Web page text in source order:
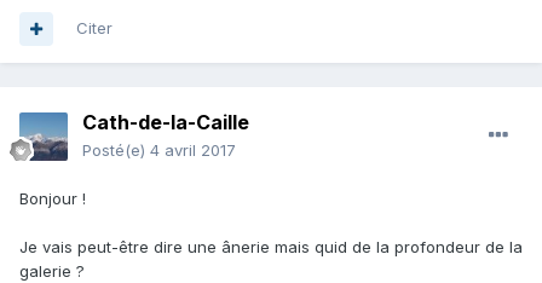
Citer
Cath-de-la-Caille
Posté(e) 4 avril 2017
Bonjour !
Je vais peut-être dire une ânerie mais quid de la profondeur de la
galerie ?